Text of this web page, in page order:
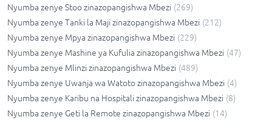
Nyumba zenye Stoo zinazopangishwa Mbezi (269)
Nyumba zenye Tanki la Maji zinazopangishwa Mbezi (212)
Nyumba zenye Mpya zinazopangishwa Mbezi (229)
Nyumba zenye Mashine ya Kufulia zinazopangishwa Mbezi (47)
Nyumba zenye Mlinzi zinazopangishwa Mbezi (489)
Nyumba zenye Uwanja wa Watoto zinazopangishwa Mbezi (4)
Nyumba zenye Karibu na Hospitali zinazopangishwa Mbezi (8)
Nyumba zenye Geti la Remote zinazopangishwa Mbezi (14)